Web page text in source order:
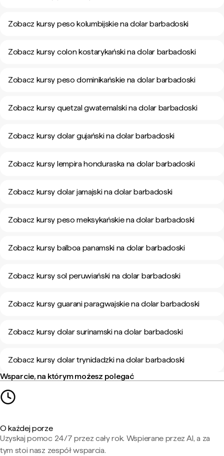
Zobacz kursy peso kolumbijskie na dolar barbadoski
Zobacz kursy colon kostarykański na dolar barbadoski
Zobacz kursy peso dominikańskie na dolar barbadoski
Zobacz kursy quetzal gwatemalski na dolar barbadoski
Zobacz kursy dolar gujański na dolar barbadoski
Zobacz kursy lempira honduraska na dolar barbadoski
Zobacz kursy dolar jamajski na dolar barbadoski
Zobacz kursy peso meksykańskie na dolar barbadoski
Zobacz kursy balboa panamski na dolar barbadoski
Zobacz kursy sol peruwiański na dolar barbadoski
Zobacz kursy guarani paragwajskie na dolar barbadoski
Zobacz kursy dolar surinamski na dolar barbadoski
Zobacz kursy dolar trynidadzki na dolar barbadoski
Wsparcie, na którym możesz polegać
O każdej porze
Uzyskaj pomoc 24/7 przez cały rok. Wspierane przez AI, a za
tym stoi nasz zespół wsparcia.